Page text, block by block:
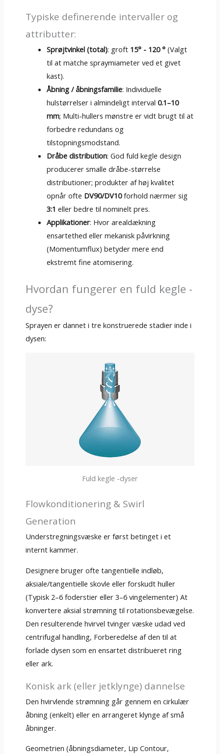
Typiske definerende intervaller og
attributter:
Sprøjtvinkel (total): groft 15° - 120 ° (Valgt
til at matche spraymiameter ved et givet
kast).
Åbning / åbningsfamilie: Individuelle
hulstørrelser i almindeligt interval0.1–10
mm; Multi-hullers mønstre er vidt brugt til at
forbedre redundans og
tilstopningsmodstand.
Dråbe distribution: God fuld kegle design
producerer smalle dråbe-størrelse
distributioner; produkter af høj kvalitet
opnår ofte DV90/DV10forhold nærmer sig
3:1 eller bedre til nominelt pres.
Applikationer: Hvor arealdækning
ensartethed eller mekanisk påvirkning
(Momentumflux) betyder mere end
ekstremt fine atomisering.
Hvordan fungerer en fuld kegle -
dyse?
Sprayen er dannet i tre konstruerede stadier inde i
dysen:
Fuld kegle -dyser
Flowkonditionering & Swirl
Generation
Understregningsvæske er først betinget i et
internt kammer.
Designere bruger ofte tangentielle indløb,
aksiale/tangentielle skovle eller forskudt huller
(Typisk 2–6 foderstier eller 3–6 vingelementer) At
konvertere aksial strømning til rotationsbevægelse.
Den resulterende hvirvel tvinger væske udad ved
centrifugal handling, Forberedelse af den til at
forlade dysen som en ensartet distribueret ring
eller ark.
Konisk ark (eller jetklynge) dannelse
Den hvirvlende strømning går gennem en cirkulær
åbning (enkelt) eller en arrangeret klynge af små
åbninger.
Geometrien (åbningsdiameter, Lip Contour,